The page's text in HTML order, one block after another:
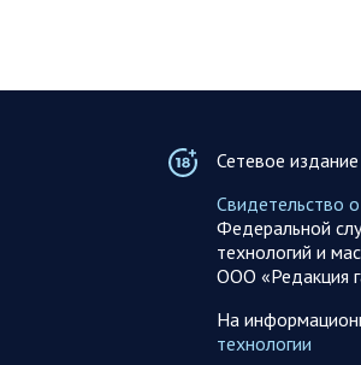
Сетевое
Свидетельство
Федеральной
технологий и
ООО «Редакция
На
технологии